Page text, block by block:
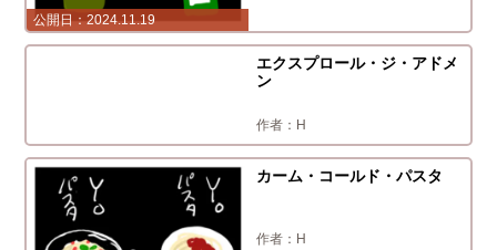
2024.11.19
2024.10.16
エクスプロール・ジ・アドメ
ン
H
カーム・コールド・パスタ
H